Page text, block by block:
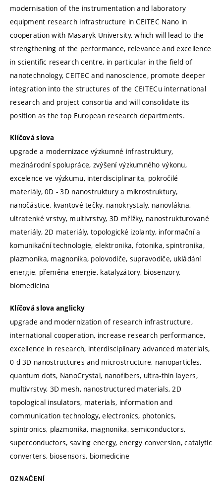
modernisation of the instrumentation and laboratory
equipment research infrastructure in CEITEC Nano in
cooperation with Masaryk University, which will lead to the
strengthening of the performance, relevance and excellence
in scientific research centre, in particular in the field of
nanotechnology, CEITEC and nanoscience, promote deeper
integration into the structures of the CEITECu international
research and project consortia and will consolidate its
position as the top European research departments.
Klíčová slova
upgrade a modernizace výzkumné infrastruktury,
mezinárodní spolupráce, zvýšení výzkumného výkonu,
excelence ve výzkumu, interdisciplinarita, pokročilé
materiály, 0D - 3D nanostruktury a mikrostruktury,
nanočástice, kvantové tečky, nanokrystaly, nanovlákna,
ultratenké vrstvy, multivrstvy, 3D mřížky, nanostrukturované
materiály, 2D materiály, topologické izolanty, informační a
komunikační technologie, elektronika, fotonika, spintronika,
plazmonika, magnonika, polovodiče, supravodiče, ukládání
energie, přeměna energie, katalyzátory, biosenzory,
biomedicína
Klíčová slova anglicky
upgrade and modernization of research infrastructure,
international cooperation, increase research performance,
excellence in research, interdisciplinary advanced materials,
0 d-3D-nanostructures and microstructure, nanoparticles,
quantum dots, NanoCrystal, nanofibers, ultra-thin layers,
multivrstvy, 3D mesh, nanostructured materials, 2D
topological insulators, materials, information and
communication technology, electronics, photonics,
spintronics, plazmonika, magnonika, semiconductors,
superconductors, saving energy, energy conversion, catalytic
converters, biosensors, biomedicine
OZNAČENÍ